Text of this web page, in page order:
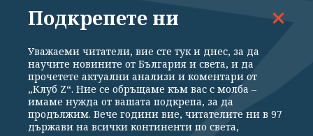
СПОРТ КУЛТУРА ТЕХНОЛОГИИ КАЛЕЙДОСКОП
Общи условия
Политика за поверителност
Подкрепете ни
Уважаеми читатели, вие сте тук и днес, за да
научите новините от България и света, и да
прочетете актуални анализи и коментари от
„Клуб Z“. Ние се обръщаме към вас с молба –
имаме нужда от вашата подкрепа, за да
продължим. Вече години вие, читателите ни в 97
държави на всички континенти по света,